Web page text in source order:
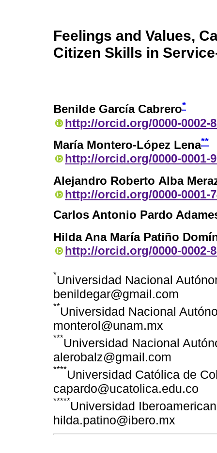
Feelings and Values,
Citizen Skills in
Benilde García Cabrero*
http://orcid.org/0000-0002-
María Montero-López Lena**
http://orcid.org/0000-0001-
Alejandro Roberto Alba
http://orcid.org/0000-0001-
Carlos Antonio Pardo
Hilda Ana María Patiño
http://orcid.org/0000-0002-
*Universidad Nacional
benildegar@gmail.com
**Universidad Nacional
monterol@unam.mx
***Universidad Nacional
alerobalz@gmail.com
****Universidad Católica de
capardo@ucatolica.edu.co
*****Universidad
hilda.patino@ibero.mx